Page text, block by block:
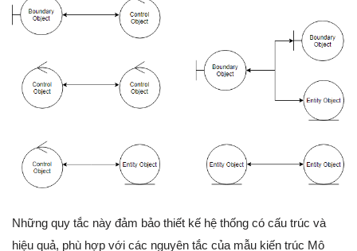
Những quy tắc này đảm bảo thiết kế hệ thống có cấu trúc và
hiệu quả, phù hợp với các nguyên tắc của mẫu kiến trúc Mô